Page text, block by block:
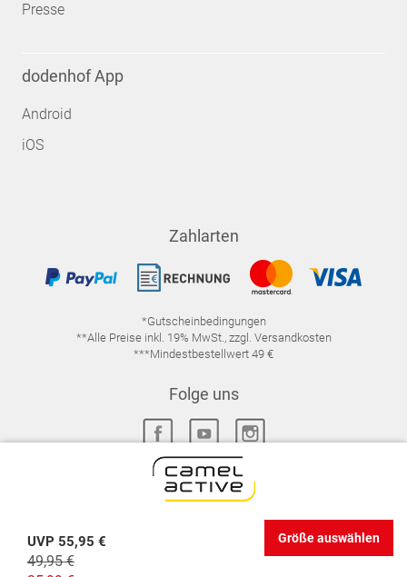
UVP 55,95 €
49,95 €
Größe auswählen
Presse
dodenhof App
Android
iOS
Zahlarten
*Gutscheinbedingungen
**Alle Preise inkl. 19% MwSt., zzgl. Versandkosten
***Mindestbestellwert 49 €
Folge uns
DATENSCHUTZ-EINSTELLUNGEN
WIDERRUFSRECHT